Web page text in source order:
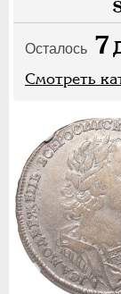
Осталось 7
Смотреть